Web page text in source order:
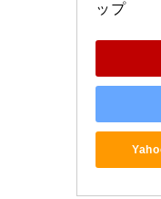
ップ